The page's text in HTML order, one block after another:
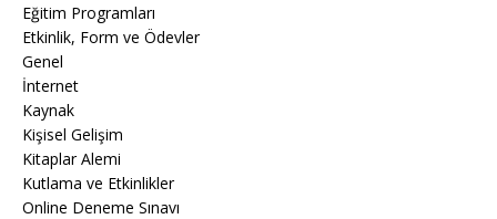
Eğitim Programları
Etkinlik, Form ve Ödevler
Genel
İnternet
Kaynak
Kişisel Gelişim
Kitaplar Alemi
Kutlama ve Etkinlikler
Online Deneme Sınavı